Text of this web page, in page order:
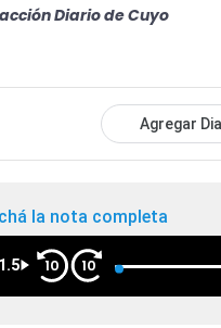
Diario de Cuyo
Agregar
la nota completa
1.5 10 10